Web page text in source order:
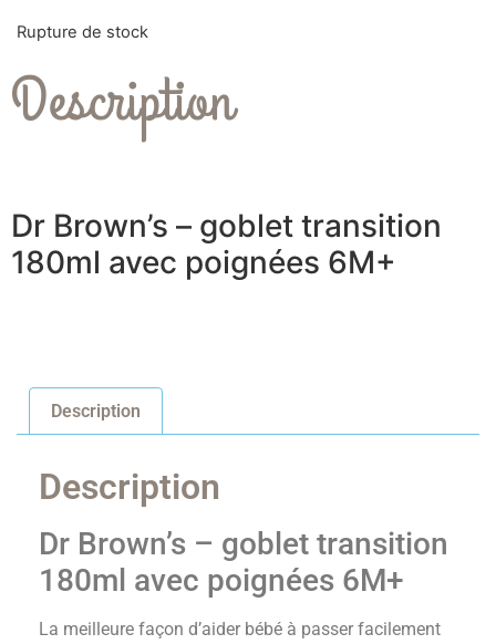
Rupture de stock
Description
Dr Brown’s – goblet transition
180ml avec poignées 6M+
Description
Description
Dr Brown’s – goblet transition
180ml avec poignées 6M+
La meilleure façon d’aider bébé à passer facilement